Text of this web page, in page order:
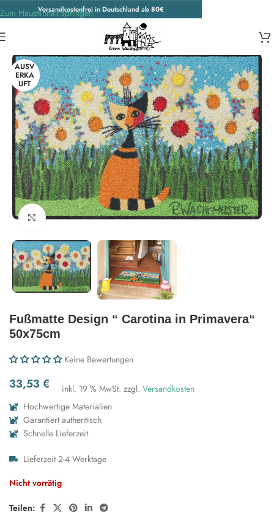
Versandkostenfrei in Deutschland ab 80€
Zum Hauptinhalt springen
AUSV
ERKA
UFT
Zum Vergrößern klicken
Fußmatte Design “ Carotina in Primavera“
50x75cm
Keine Bewertungen
33,53 € inkl. 19 % MwSt. zzgl. Versandkosten
Hochwertige Materialien
Garantiert authentisch
Schnelle Lieferzeit
Lieferzeit 2-4 Werktage
Nicht vorrätig
Teilen: